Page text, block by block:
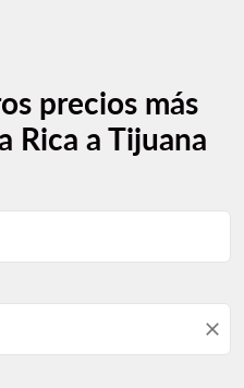
precios más
Rica a Tijuana
close